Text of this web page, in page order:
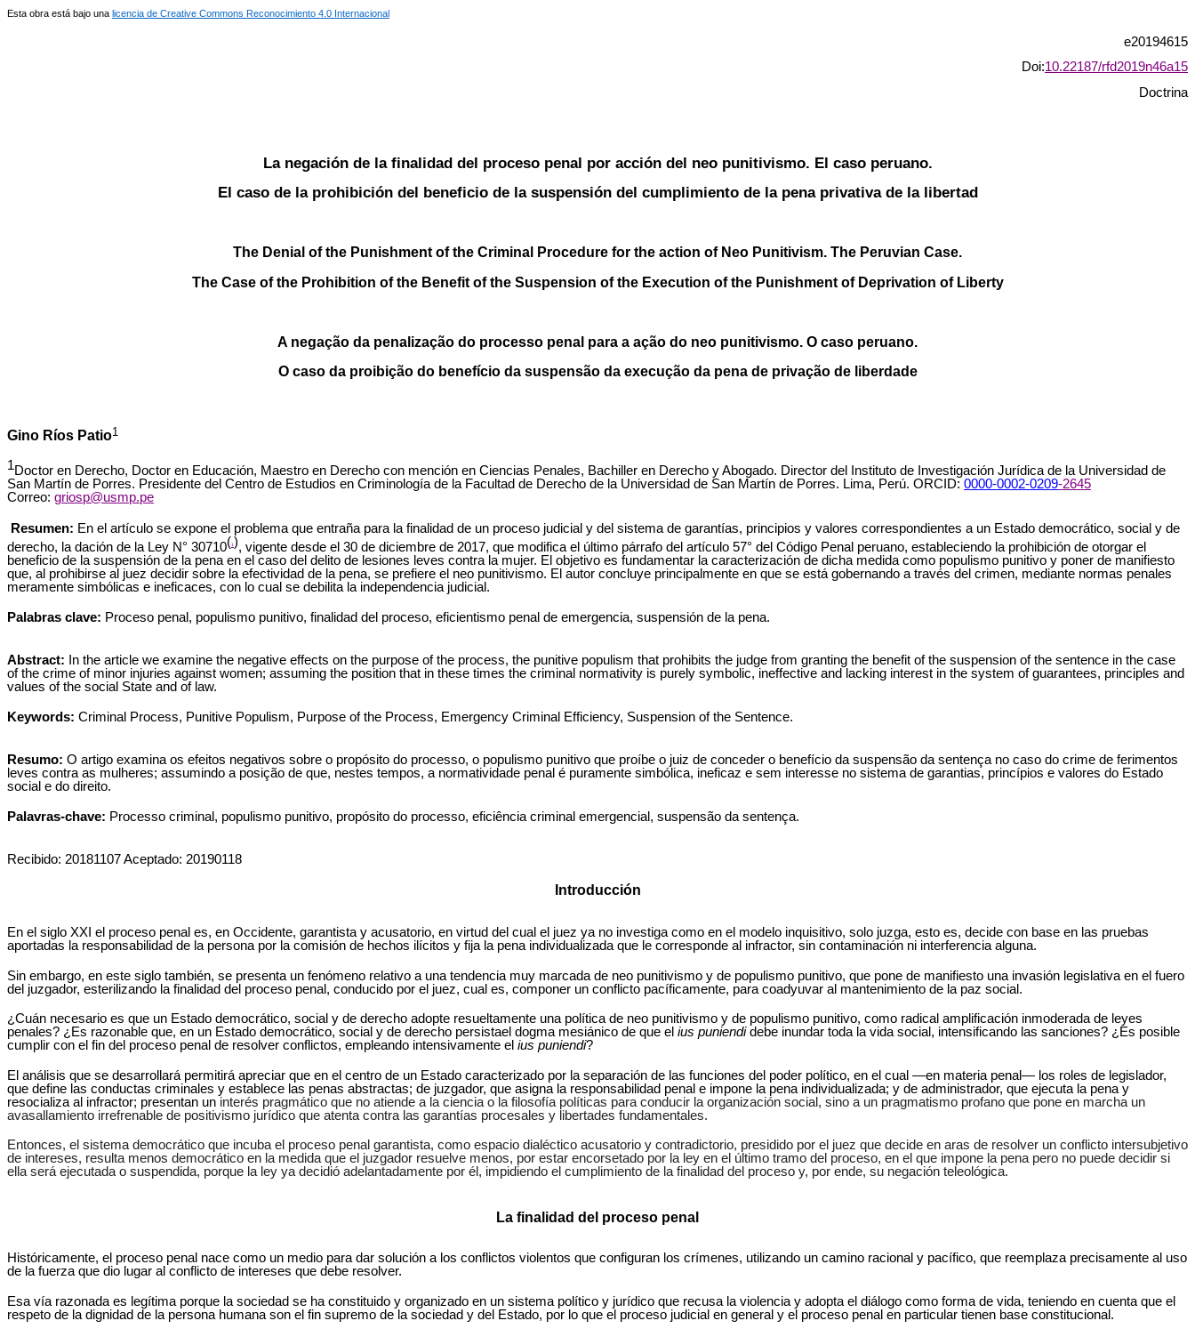
Esta obra está bajo una licencia de Creative Commons Reconocimiento 4.0 Internacional
e20194615
Doi:10.22187/rfd2019n46a15
Doctrina
La negación de la finalidad del proceso penal por acción del neo punitivismo. El caso peruano.
El caso de la prohibición del beneficio de la suspensión del cumplimiento de la pena privativa de la libertad
The Denial of the Punishment of the Criminal Procedure for the action of Neo Punitivism. The Peruvian Case.
The Case of the Prohibition of the Benefit of the Suspension of the Execution of the Punishment of Deprivation of Liberty
A negação da penalização do processo penal para a ação do neo punitivismo. O caso peruano.
O caso da proibição do benefício da suspensão da execução da pena de privação de liberdade
Gino Ríos Patio1
1Doctor en Derecho, Doctor en Educación, Maestro en Derecho con mención en Ciencias Penales, Bachiller en Derecho y Abogado. Director del Instituto de Investigación Jurídica de la Universidad de
San Martín de Porres. Presidente del Centro de Estudios en Criminología de la Facultad de Derecho de la Universidad de San Martín de Porres. Lima, Perú. ORCID: 0000-0002-0209-2645
Correo: griosp@usmp.pe
Resumen: En el artículo se expone el problema que entraña para la finalidad de un proceso judicial y del sistema de garantías, principios y valores correspondientes a un Estado democrático, social y de
derecho, la dación de la Ley N° 30710(1), vigente desde el 30 de diciembre de 2017, que modifica el último párrafo del artículo 57° del Código Penal peruano, estableciendo la prohibición de otorgar el
beneficio de la suspensión de la pena en el caso del delito de lesiones leves contra la mujer. El objetivo es fundamentar la caracterización de dicha medida como populismo punitivo y poner de manifiesto
que, al prohibirse al juez decidir sobre la efectividad de la pena, se prefiere el neo punitivismo. El autor concluye principalmente en que se está gobernando a través del crimen, mediante normas penales
meramente simbólicas e ineficaces, con lo cual se debilita la independencia judicial.
Palabras clave: Proceso penal, populismo punitivo, finalidad del proceso, eficientismo penal de emergencia, suspensión de la pena.
Abstract: In the article we examine the negative effects on the purpose of the process, the punitive populism that prohibits the judge from granting the benefit of the suspension of the sentence in the case
of the crime of minor injuries against women; assuming the position that in these times the criminal normativity is purely symbolic, ineffective and lacking interest in the system of guarantees, principles and
values of the social State and of law.
Keywords: Criminal Process, Punitive Populism, Purpose of the Process, Emergency Criminal Efficiency, Suspension of the Sentence.
Resumo: O artigo examina os efeitos negativos sobre o propósito do processo, o populismo punitivo que proíbe o juiz de conceder o benefício da suspensão da sentença no caso do crime de ferimentos
leves contra as mulheres; assumindo a posição de que, nestes tempos, a normatividade penal é puramente simbólica, ineficaz e sem interesse no sistema de garantias, princípios e valores do Estado
social e do direito.
Palavras-chave: Processo criminal, populismo punitivo, propósito do processo, eficiência criminal emergencial, suspensão da sentença.
Recibido: 20181107 Aceptado: 20190118
Introducción
En el siglo XXI el proceso penal es, en Occidente, garantista y acusatorio, en virtud del cual el juez ya no investiga como en el modelo inquisitivo, solo juzga, esto es, decide con base en las pruebas
aportadas la responsabilidad de la persona por la comisión de hechos ilícitos y fija la pena individualizada que le corresponde al infractor, sin contaminación ni interferencia alguna.
Sin embargo, en este siglo también, se presenta un fenómeno relativo a una tendencia muy marcada de neo punitivismo y de populismo punitivo, que pone de manifiesto una invasión legislativa en el fuero
del juzgador, esterilizando la finalidad del proceso penal, conducido por el juez, cual es, componer un conflicto pacíficamente, para coadyuvar al mantenimiento de la paz social.
¿Cuán necesario es que un Estado democrático, social y de derecho adopte resueltamente una política de neo punitivismo y de populismo punitivo, como radical amplificación inmoderada de leyes
penales? ¿Es razonable que, en un Estado democrático, social y de derecho persistael dogma mesiánico de que el ius puniendidebe inundar toda la vida social, intensificando las sanciones? ¿Es posible
cumplir con el fin del proceso penal de resolver conflictos, empleando intensivamente el ius puniendi?
El análisis que se desarrollará permitirá apreciar que en el centro de un Estado caracterizado por la separación de las funciones del poder político, en el cual ―en materia penal― los roles de legislador,
que define las conductas criminales y establece las penas abstractas; de juzgador, que asigna la responsabilidad penal e impone la pena individualizada; y de administrador, que ejecuta la pena y
resocializa al infractor; presentan un interés pragmático que no atiende a la ciencia o la filosofía políticas para conducir la organización social, sino a un pragmatismo profano que pone en marcha un
avasallamiento irrefrenable de positivismo jurídico que atenta contra las garantías procesales y libertades fundamentales.
Entonces, el sistema democrático que incuba el proceso penal garantista, como espacio dialéctico acusatorio y contradictorio, presidido por el juez que decide en aras de resolver un conflicto intersubjetivo
de intereses, resulta menos democrático en la medida que el juzgador resuelve menos, por estar encorsetado por la ley en el último tramo del proceso, en el que impone la pena pero no puede decidir si
ella será ejecutada o suspendida, porque la ley ya decidió adelantadamente por él, impidiendo el cumplimiento de la finalidad del proceso y, por ende, su negación teleológica.
La finalidad del proceso penal
Históricamente, el proceso penal nace como un medio para dar solución a los conflictos violentos que configuran los crímenes, utilizando un camino racional y pacífico, que reemplaza precisamente al uso
de la fuerza que dio lugar al conflicto de intereses que debe resolver.
Esa vía razonada es legítima porque la sociedad se ha constituido y organizado en un sistema político y jurídico que recusa la violencia y adopta el diálogo como forma de vida, teniendo en cuenta que el
respeto de la dignidad de la persona humana son el fin supremo de la sociedad y del Estado, por lo que el proceso judicial en general y el proceso penal en particular tienen base constitucional.